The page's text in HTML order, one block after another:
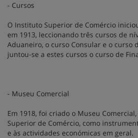
- Cursos
O Instituto Superior de Comércio
em 1913, leccionando três cursos de
Aduaneiro, o curso Consular e o curso
juntou-se a estes cursos o curso de
- Museu Comercial
Em 1918, foi criado o Museu
Superior de Comércio, como
e às actividades económicas em geral.